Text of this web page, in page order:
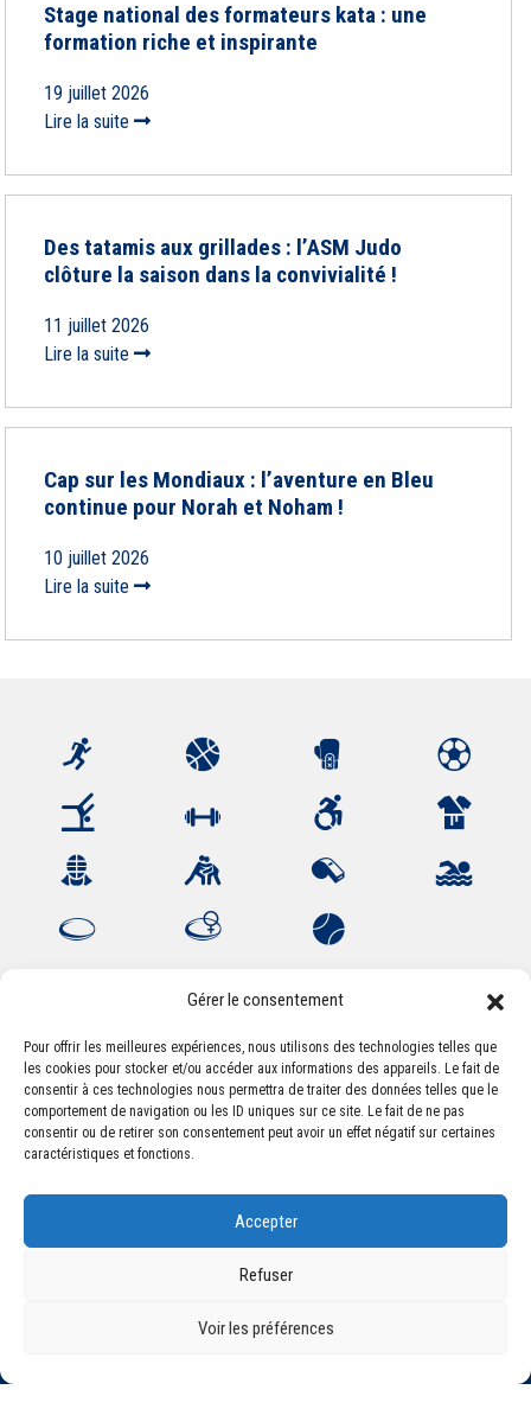
Gérer le consentement
Pour offrir les meilleures expériences, nous utilisons des technologies telles que
les cookies pour stocker et/ou accéder aux informations des appareils. Le fait de
consentir à ces technologies nous permettra de traiter des données telles que le
comportement de navigation ou les ID uniques sur ce site. Le fait de ne pas
consentir ou de retirer son consentement peut avoir un effet négatif sur certaines
caractéristiques et fonctions.
Accepter
Refuser
Voir les préférences
Stage national des formateurs kata : une
formation riche et inspirante
19 juillet 2026
Lire la suite
Des tatamis aux grillades : l’ASM Judo
clôture la saison dans la convivialité !
11 juillet 2026
Lire la suite
Cap sur les Mondiaux : l’aventure en Bleu
continue pour Norah et Noham !
10 juillet 2026
Lire la suite
Association Sportive Montferrandaise
84, boulevard Léon Jouhaux
CS 80221 - 63021 Clermont-Ferrand Cedex 2
accueil@asm-omnisports.com